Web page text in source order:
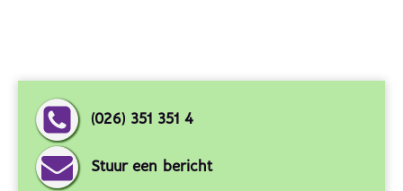
(026) 351 351 4
Stuur een bericht